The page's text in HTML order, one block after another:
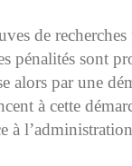
de
pénalités sont
alors par une
à cette
à